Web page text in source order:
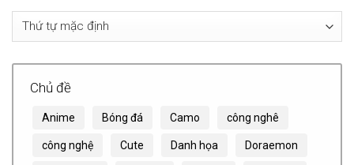
Chủ đề
Anime Bóng đá Camo công nghê
công nghệ Cute Danh họa Doraemon